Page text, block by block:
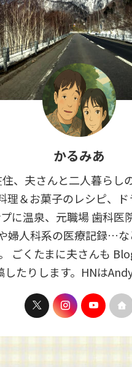
かるみあ
、夫さんと二人暮らし
理＆お菓子のレシピ、
に温泉、元職場 歯科医
婦人科系の医療記録…な
ごくたまに夫さんも
したりします。HNはAndy